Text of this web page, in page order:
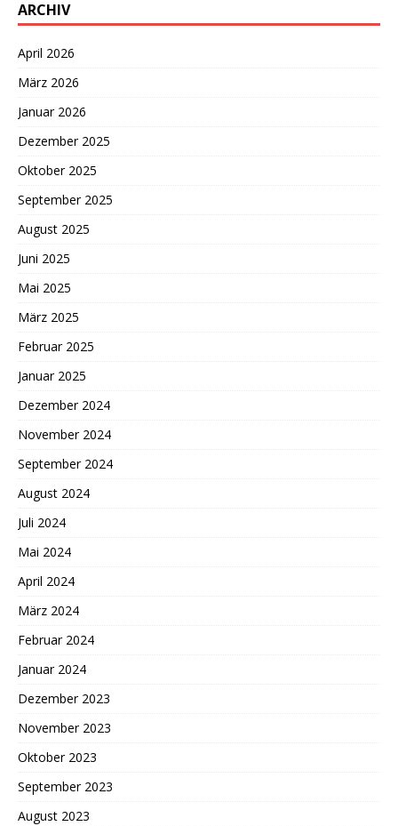
ARCHIV
April 2026
März 2026
Januar 2026
Dezember 2025
Oktober 2025
September 2025
August 2025
Juni 2025
Mai 2025
März 2025
Februar 2025
Januar 2025
Dezember 2024
November 2024
September 2024
August 2024
Juli 2024
Mai 2024
April 2024
März 2024
Februar 2024
Januar 2024
Dezember 2023
November 2023
Oktober 2023
September 2023
August 2023